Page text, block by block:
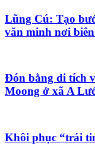
Lũng Cú: Tạo
văn minh nơi
Đón bằng di tích
Moong ở xã A
Khôi phục “trái